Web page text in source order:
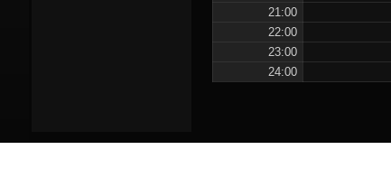
21:00
22:00
23:00
24:00